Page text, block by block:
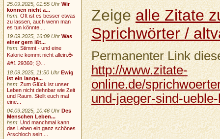
Zeigealle Zitate
Sprichwörter /
Permanenter Link
http://www.zitate-
online.de/
und-jaeger-sind-
25.09.2025, 01:55 Uhr Wir
können nicht a...
hsm:Oft ist es besser etwas
zu lassen, auch wenn man
es tun könnte....
19.09.2025, 16:09 Uhr Was
einer gern ißt...
hsm:Stimmt - und eine
Kalorie kommt nicht allein.☕
&#1 29360; 🙃...
18.09.2025, 11:50 Uhr Ewig
ist ein lange...
hsm:Zum Glück ist unser
Leben nicht dehnbar wie Zeit
und Raum. Stellt euch mal
eine...
04.09.2025, 10:46 Uhr Des
Menschen Leben...
hsm:Und manchmal kann
das Leben ein ganz schönes
Arschloch sein....